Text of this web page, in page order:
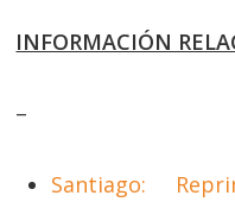
INFORMACIÓN
–
Santiago: